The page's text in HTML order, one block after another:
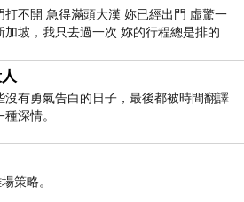
委主張應在政府劃定都更單元地區內實施
拆，或政府公辦但委託民間執行範圍，也
劃定都更單元屬於私權，不同意代拆，未
清。
政府劃定更新地區才有獎勵，民間自行劃
不開 急得滿頭大漢 妳已經出門 虛驚一
坡，我只去過一次 妳的行程總是排的
沒有勇氣告白的日子，最後都被時間翻譯
深情。
策略。